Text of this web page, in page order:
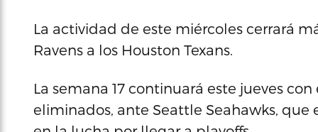
La actividad de este miércoles cerrará
Ravens a los Houston Texans.
La semana 17 continuará este jueves
eliminados, ante Seattle Seahawks,